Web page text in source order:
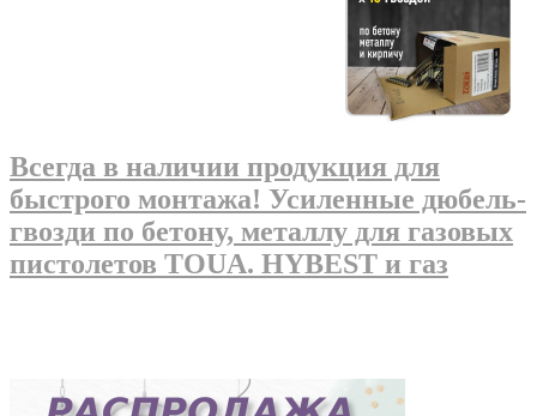
Всегда в наличии продукция для
быстрого монтажа! Усиленные дюбель-
гвозди по бетону, металлу для газовых
пистолетов TOUA. HYBEST и газ